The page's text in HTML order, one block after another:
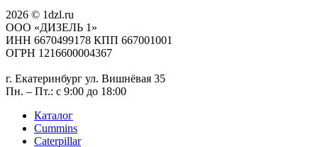
2026 © 1dzl.ru
ООО «ДИЗЕЛЬ 1»
ИНН 6670499178 КПП 667001001
ОГРН 1216600004367
г. Екатеринбург ул. Вишнёвая 35
Пн. – Пт.: с 9:00 до 18:00
Каталог
Cummins
Caterpillar